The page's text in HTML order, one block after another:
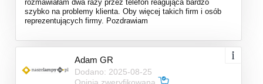
rozmawiałam dwa razy przez telefon reagująca bardzo
szybko na problemy klienta. Oby więcej takich firm i osób
reprezentujących firmy. Pozdrawiam
Adam GR
Dodano: 2025-08-25
Opinia zweryfikowana